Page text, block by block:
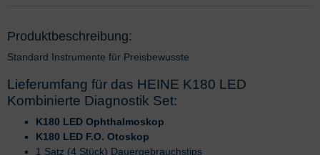
Produktbeschreibung:
Standard Instrumente für Preisbewusste
Lieferumfang für das HEINE K180 LED
Kombinierte Diagnostik Set:
K180 LED Ophthalmoskop
K180 LED F.O. Otoskop
1 Satz (4 Stück) Dauergebrauchstips